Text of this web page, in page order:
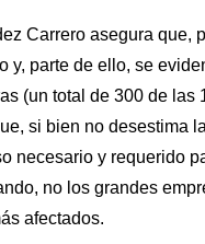
Carrero asegura que,
y, parte de ello, se
(un total de 300 de las
si bien no desestima
necesario y requerido
no los grandes
afectados.